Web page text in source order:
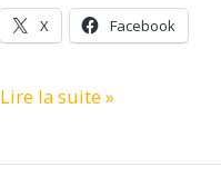
X Facebook
PROJECT
Lire la suite »